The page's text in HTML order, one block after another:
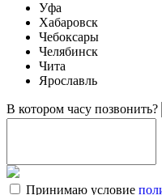
Уфа
Хабаровск
Чебоксары
Челябинск
Чита
Ярославль
В котором часу позвонить?
Принимаю условие